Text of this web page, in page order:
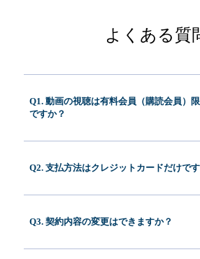
よくある質
Q1. 動画の視聴は有料会員（購読会員）
ですか？
Q2. 支払方法はクレジットカードだけで
Q3. 契約内容の変更はできますか？